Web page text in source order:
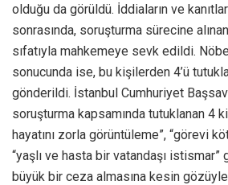
olduğu da görüldü. İddiaların ve
sonrasında, soruşturma sürecine
sıfatıyla mahkemeye sevk edildi.
sonucunda ise, bu kişilerden 4’ü
gönderildi. İstanbul Cumhuriyet
soruşturma kapsamında tutuklanan 4
hayatını zorla görüntüleme”, “görevi
“yaşlı ve hasta bir vatandaşı istismar”
büyük bir ceza almasına kesin gözüyle